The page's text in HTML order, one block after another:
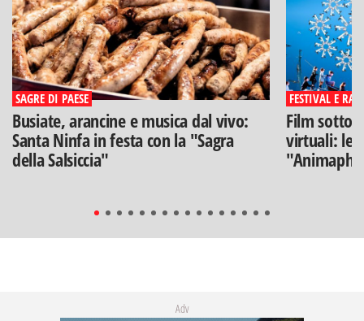
SAGRE DI PAESE
Busiate, arancine e musica dal vivo:
Santa Ninfa in festa con la "Sagra
della Salsiccia"
FESTIVAL E
Film sotto
virtuali: le
Adv